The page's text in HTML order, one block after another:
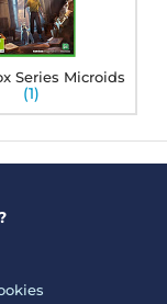
Series Microids
(1)